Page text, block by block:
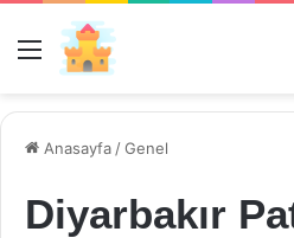
Menü
Anasayfa /Genel
Diyarbakır